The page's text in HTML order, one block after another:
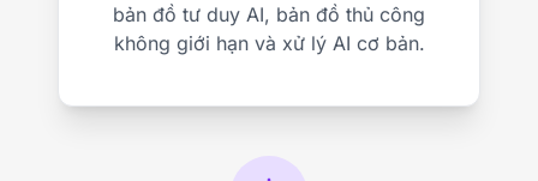
bản đồ tư duy AI, bản đồ thủ công
không giới hạn và xử lý AI cơ bản.